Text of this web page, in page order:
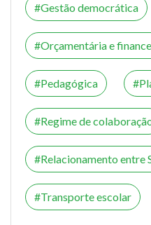
Gestão democrática
Orçamentária e
Pedagógica
Regime de
Relacionamento entre
Transporte escolar